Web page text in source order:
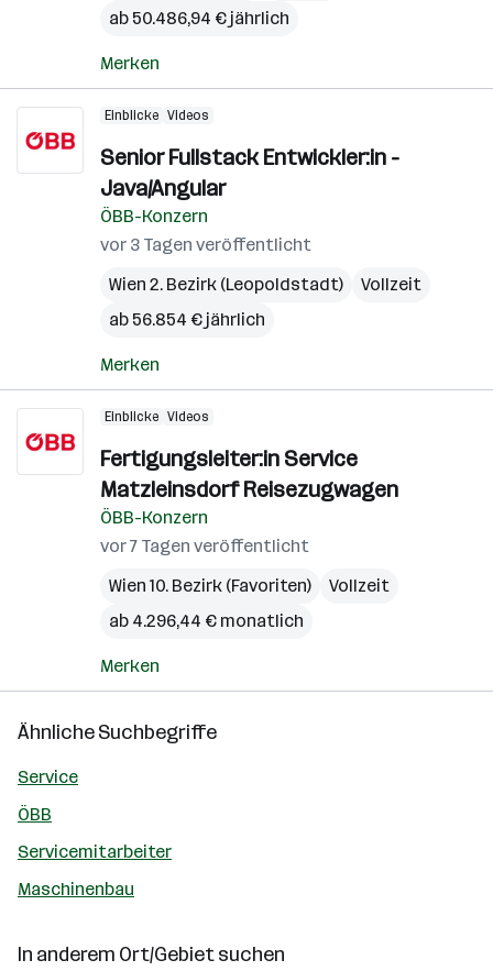
ab 50.486,94 € jährlich
Merken
Einblicke Videos
Senior Fullstack Entwickler:in -
Java/Angular
ÖBB-Konzern
vor 3 Tagen veröffentlicht
Wien 2. Bezirk (Leopoldstadt)
Vollzeit
ab 56.854 € jährlich
Merken
Einblicke Videos
Fertigungsleiter:in Service
Matzleinsdorf Reisezugwagen
ÖBB-Konzern
vor 7 Tagen veröffentlicht
Wien 10. Bezirk (Favoriten)
Vollzeit
ab 4.296,44 € monatlich
Merken
Ähnliche Suchbegriffe
Service
ÖBB
Servicemitarbeiter
Maschinenbau
In anderem Ort/Gebiet suchen